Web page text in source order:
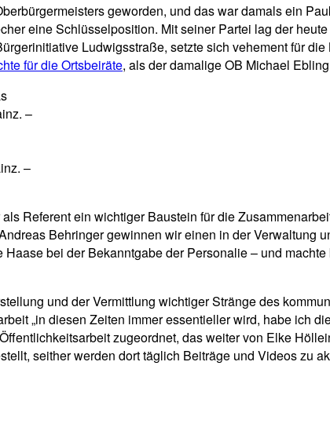
geworden, und das war damals ein
eine Schlüsselposition. Mit seiner Partei lag der
Ludwigsstraße, setzte sich vehement für
für die Ortsbeiräte, als der damalige OB Michael
–
Referent ein wichtiger Baustein für die
Behringer gewinnen wir einen in der Verwaltung
bei der Bekanntgabe der Personalie – und
und der Vermittlung wichtiger Stränge des
„in diesen Zeiten immer essentieller wird, habe ich
zugeordnet, das weiter von Elke
seither werden dort täglich Beiträge und Videos zu